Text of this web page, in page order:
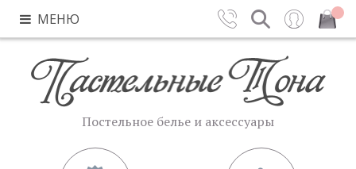
МЕНЮ Вход Закрыть
Постельное белье и аксессуары